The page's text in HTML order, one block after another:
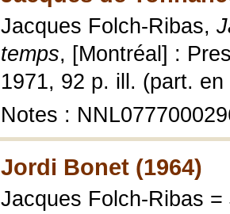
Jacques Folch-Ribas,
temps, [Montréal] :
1971, 92 p. ill. (part.
Notes :
Jordi Bonet (1964)
Jacques Folch-Ribas